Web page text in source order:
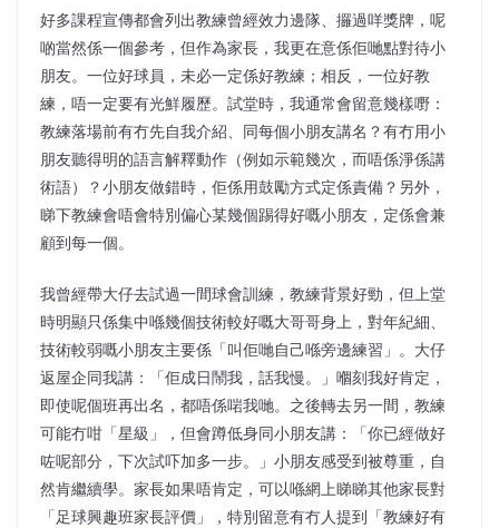
好多課程宣傳都會列出教練曾經效力邊隊、攞過咩獎牌，呢
啲當然係一個參考，但作為家長，我更在意係佢哋點對待小
朋友。一位好球員，未必一定係好教練；相反，一位好教
練，唔一定要有光鮮履歷。試堂時，我通常會留意幾樣嘢：
教練落場前有冇先自我介紹、同每個小朋友講名？有冇用小
朋友聽得明的語言解釋動作（例如示範幾次，而唔係淨係講
術語）？小朋友做錯時，佢係用鼓勵方式定係責備？另外，
睇下教練會唔會特別偏心某幾個踢得好嘅小朋友，定係會兼
顧到每一個。
我曾經帶大仔去試過一間球會訓練，教練背景好勁，但上堂
時明顯只係集中喺幾個技術較好嘅大哥哥身上，對年紀細、
技術較弱嘅小朋友主要係「叫佢哋自己喺旁邊練習」。大仔
返屋企同我講：「佢成日鬧我，話我慢。」嗰刻我好肯定，
即使呢個班再出名，都唔係啱我哋。之後轉去另一間，教練
可能冇咁「星級」，但會蹲低身同小朋友講：「你已經做好
咗呢部分，下次試吓加多一步。」小朋友感受到被尊重，自
然肯繼續學。家長如果唔肯定，可以喺網上睇睇其他家長對
「足球興趣班家長評價」，特別留意有冇人提到「教練好有